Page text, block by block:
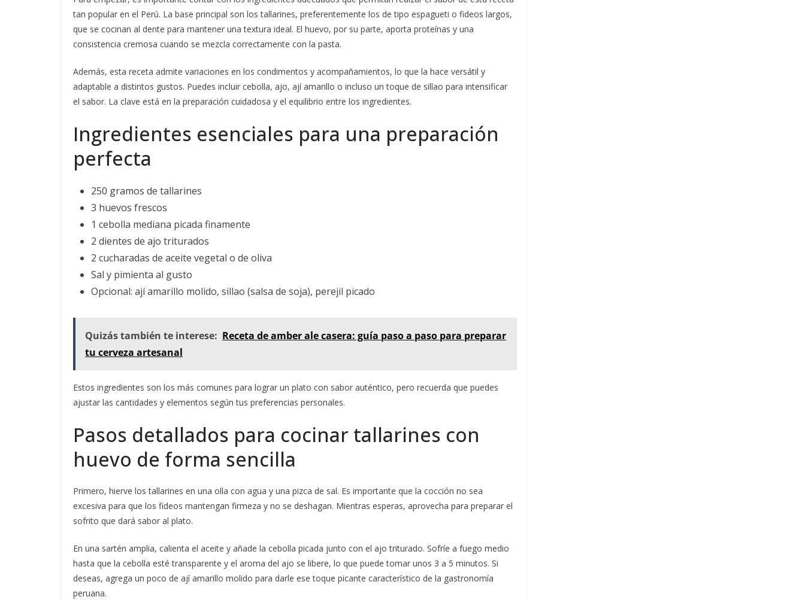
tan popular en el Perú. La base principal son los tallarines, preferentemente los de tipo espagueti o fideos largos,
que se cocinan al dente para mantener una textura ideal. El huevo, por su parte, aporta proteínas y una
consistencia cremosa cuando se mezcla correctamente con la pasta.
Además, esta receta admite variaciones en los condimentos y acompañamientos, lo que la hace versátil y
adaptable a distintos gustos. Puedes incluir cebolla, ajo, ají amarillo o incluso un toque de sillao para intensificar
el sabor. La clave está en la preparación cuidadosa y el equilibrio entre los ingredientes.
Ingredientes esenciales para una preparación
perfecta
250 gramos de tallarines
3 huevos frescos
1 cebolla mediana picada finamente
2 dientes de ajo triturados
2 cucharadas de aceite vegetal o de oliva
Sal y pimienta al gusto
Opcional: ají amarillo molido, sillao (salsa de soja), perejil picado
Quizás también te interese: Receta de amber ale casera: guía paso a paso para preparar
tu cerveza artesanal
Estos ingredientes son los más comunes para lograr un plato con sabor auténtico, pero recuerda que puedes
ajustar las cantidades y elementos según tus preferencias personales.
Pasos detallados para cocinar tallarines con
huevo de forma sencilla
Primero, hierve los tallarines en una olla con agua y una pizca de sal. Es importante que la cocción no sea
excesiva para que los fideos mantengan firmeza y no se deshagan. Mientras esperas, aprovecha para preparar el
sofrito que dará sabor al plato.
En una sartén amplia, calienta el aceite y añade la cebolla picada junto con el ajo triturado. Sofríe a fuego medio
hasta que la cebolla esté transparente y el aroma del ajo se libere, lo que puede tomar unos 3 a 5 minutos. Si
deseas, agrega un poco de ají amarillo molido para darle ese toque picante característico de la gastronomía
peruana.